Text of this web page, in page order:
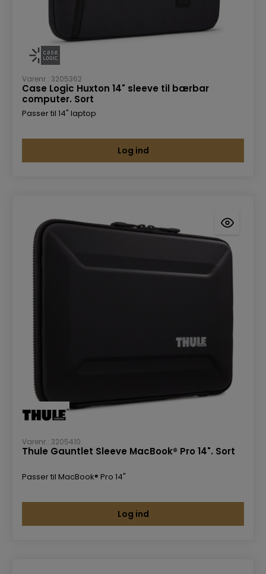
Varenr.: 3205362
Case Logic Huxton 14" sleeve til bærbar
computer. Sort
Passer til 14" laptop
Log ind
Varenr.: 3205410
Thule Gauntlet Sleeve MacBook® Pro 14". Sort
Passer til MacBook® Pro 14"
Log ind